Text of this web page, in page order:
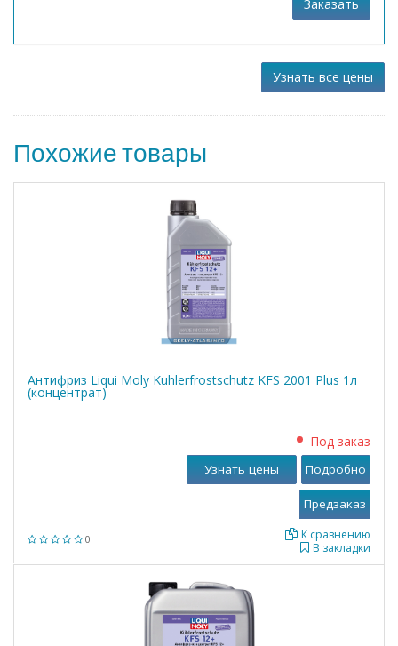
Заказать
Узнать все цены
Похожие товары
Антифриз Liqui Moly Kuhlerfrostschutz KFS 2001 Plus 1л
(концентрат)
0
Под заказ
В закладки
К сравнению
Узнать цены Подробно